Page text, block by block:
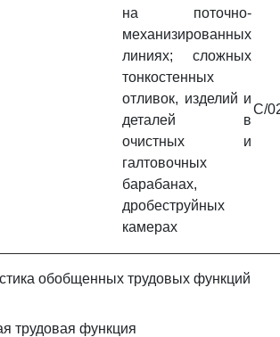
на поточно-
механизированных
линиях; сложных
тонкостенных
отливок, изделий и
деталей в
очистных и
галтовочных
барабанах,
дробеструйных
камерах
C/
обобщенных трудовых функций
трудовая функция